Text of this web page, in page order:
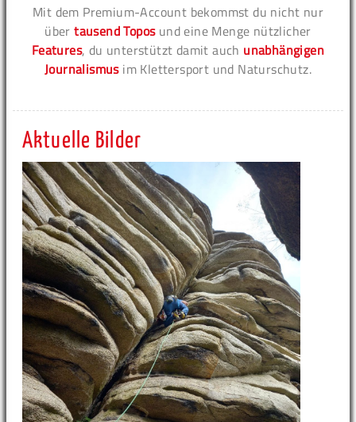
Mit dem Premium-Account bekommst du nicht nur
übertausend Toposund eine Menge nützlicher
Features, du unterstützt damit auch unabhängigen
Journalismusim Klettersport und Naturschutz.
Aktuelle Bilder